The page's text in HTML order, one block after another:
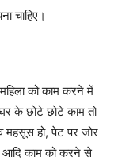
चाहिए।
को काम करने में
के छोटे छोटे काम तो
हो, पेट पर जोर
आदि काम को करने से